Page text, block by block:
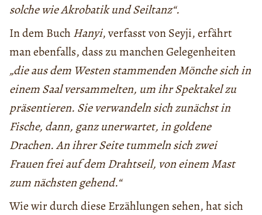
solche wie Akrobatik und Seiltanz“.
In dem Buch Hanyi, verfasst von Seyji, erfährt
man ebenfalls, dass zu manchen Gelegenheiten
„die aus dem Westen stammenden Mönche sich in
einem Saal versammelten, um ihr Spektakel zu
präsentieren. Sie verwandeln sich zunächst in
Fische, dann, ganz unerwartet, in goldene
Drachen. An ihrer Seite tummeln sich zwei
Frauen frei auf dem Drahtseil, von einem Mast
zum nächsten gehend.“
Wie wir durch diese Erzählungen sehen, hat sich